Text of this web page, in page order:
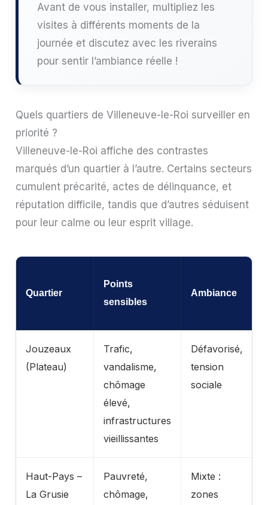
Avant de vous installer, multipliez les
visites à différents moments de la
journée et discutez avec les riverains
pour sentir l’ambiance réelle !
Quels quartiers de Villeneuve-le-Roi surveiller en
priorité ?
Villeneuve-le-Roi affiche des contrastes
marqués d’un quartier à l’autre. Certains secteurs
cumulent précarité, actes de délinquance, et
réputation difficile, tandis que d’autres séduisent
pour leur calme ou leur esprit village.
Quartier
Points
sensibles
Ambiance
Jouzeaux
(Plateau)
Trafic,
vandalisme,
chômage
élevé,
infrastructures
vieillissantes
Défavorisé,
tension
sociale
Haut-Pays –
La Grusie
Pauvreté,
chômage,
Mixte :
zones